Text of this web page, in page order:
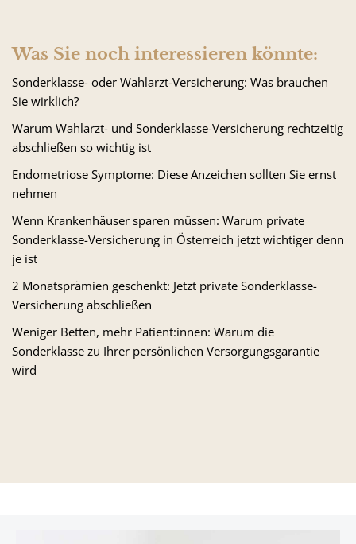
Was Sie noch interessieren könnte:
Sonderklasse- oder Wahlarzt-Versicherung: Was brauchen
Sie wirklich?
Warum Wahlarzt- und Sonderklasse-Versicherung rechtzeitig
abschließen so wichtig ist
Endometriose Symptome: Diese Anzeichen sollten Sie ernst
nehmen
Wenn Krankenhäuser sparen müssen: Warum private
Sonderklasse-Versicherung in Österreich jetzt wichtiger denn
je ist
2 Monatsprämien geschenkt: Jetzt private Sonderklasse-
Versicherung abschließen
Weniger Betten, mehr Patient:innen: Warum die
Sonderklasse zu Ihrer persönlichen Versorgungsgarantie
wird